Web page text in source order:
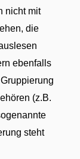
nicht mit
die
ebenfalls
(z.B.
steht